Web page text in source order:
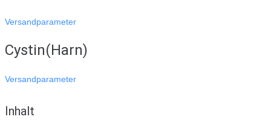
Versandparameter
Cystin(Harn)
Versandparameter
Inhalt